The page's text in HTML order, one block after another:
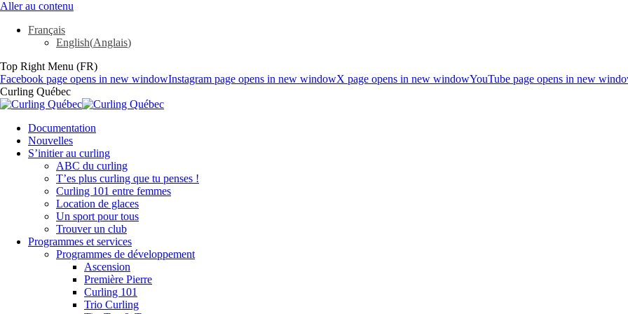
Aller au contenu
Français
English(Anglais)
Top Right Menu (FR)
Facebook page opens in new windowInstagram page opens in new windowX page opens in new windowYouTube page opens in new
Curling Québec
Documentation
Nouvelles
S’initier au curling
ABC du curling
T’es plus curling que tu penses !
Curling 101 entre femmes
Location de glaces
Un sport pour tous
Trouver un club
Programmes et services
Programmes de développement
Ascension
Première Pierre
Curling 101
Trio Curling